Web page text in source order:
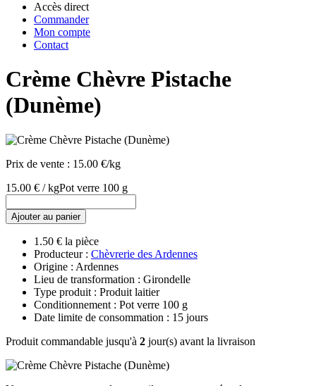
Accès direct
Commander
Mon compte
Contact
Crème Chèvre Pistache
(Dunème)
Prix de vente : 15.00 €/kg
15.00 € / kgPot verre 100 g
Ajouter au panier
1.50 € la pièce
Producteur : Chèvrerie des Ardennes
Origine : Ardennes
Lieu de transformation : Girondelle
Type produit : Produit laitier
Conditionnement : Pot verre 100 g
Date limite de consommation : 15 jours
Produit commandable jusqu'à 2 jour(s) avant la livraison